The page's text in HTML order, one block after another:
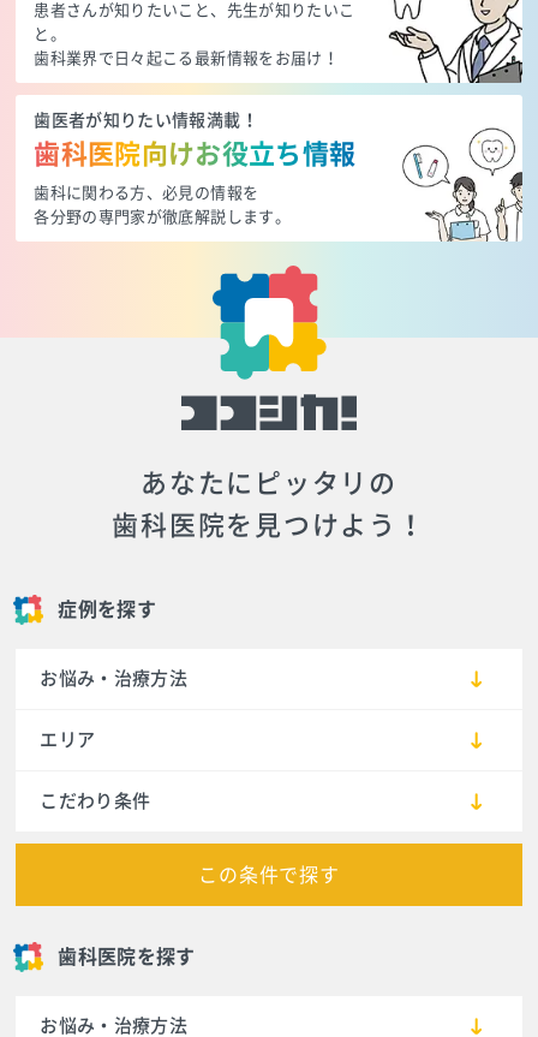
患者さんが知りたいこと、先生が知りたいこ
と。
歯科業界で日々起こる最新情報をお届け！
歯医者が知りたい情報満載！
歯科医院向けお役立ち情報
歯科に関わる方、必見の情報を
各分野の専門家が徹底解説します。
あなたにピッタリの
歯科医院を見つけよう！
症例を探す
お悩み・治療方法
エリア
こだわり条件
この条件で探す
歯科医院を探す
お悩み・治療方法